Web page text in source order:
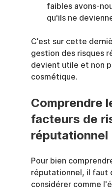
faibles avons-
qu'ils ne
C’est sur cette
gestion des risques
devient utile et non
cosmétique.
Comprendre
facteurs de
réputationnel
Pour bien
réputationnel, il faut
considérer comme